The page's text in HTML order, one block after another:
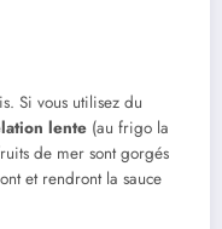
Si vous utilisez du
lente (au frigo la
de mer sont gorgés
et rendront la sauce